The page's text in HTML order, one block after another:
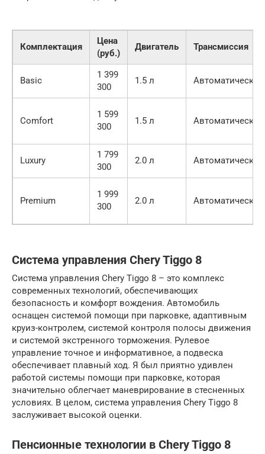
Комплектация
Цена
(руб.)
Двигатель Трансмиссия
Basic
1 399
300
1.5 л Автоматическая
Comfort
1 599
300
1.5 л Автоматическая
Luxury
1 799
300
2.0 л Автоматическая
Premium
1 999
300
2.0 л Автоматическая
Система управления Chery Tiggo 8
Система управления Chery Tiggo 8 – это комплекс
современных технологий, обеспечивающих
безопасность и комфорт вождения. Автомобиль
оснащен системой помощи при парковке, адаптивным
круиз-контролем, системой контроля полосы движения
и системой экстренного торможения. Рулевое
управление точное и информативное, а подвеска
обеспечивает плавный ход. Я был приятно удивлен
работой системы помощи при парковке, которая
значительно облегчает маневрирование в стесненных
условиях. В целом, система управления Chery Tiggo 8
заслуживает высокой оценки.
Пенсионные технологии в Chery Tiggo 8